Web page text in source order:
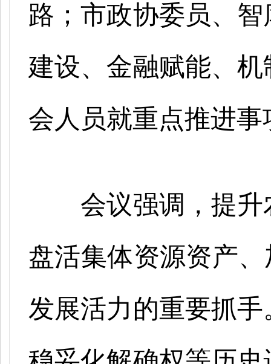
路；市政协委员、
建设、金融赋能、
会人员就重点推进
会议强调，提
盘活集体资源资产
发展活力的重要抓